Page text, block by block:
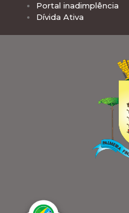
Portal inadimplência
Dívida Ativa